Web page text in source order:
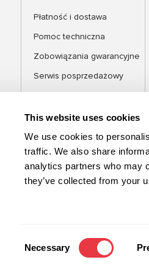
This website uses cookies
We use cookies to
traffic. We also share
analytics partners who may
they’ve collected from your
Necessary
Płatność i dostawa
Pomoc techniczna
Zobowiązania gwarancyjne
Serwis posprzedażowy
FAQ
Blog